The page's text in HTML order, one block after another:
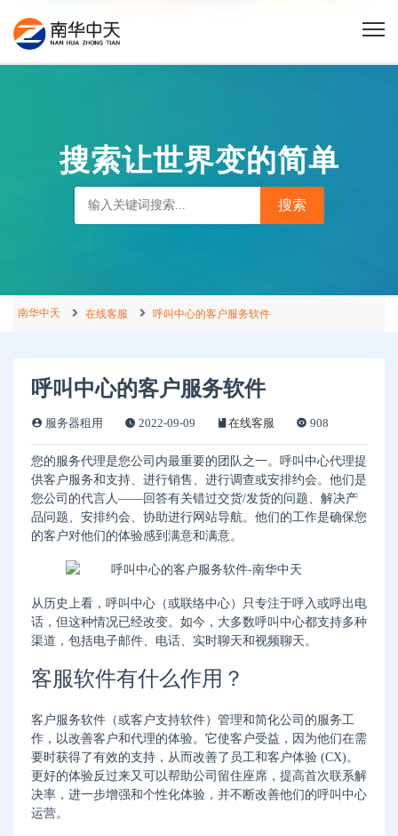
搜索让世界变的简单
南华中天 在线客服 呼叫中心的客户服务软件
呼叫中心的客户服务软件
服务器租用 2022-09-09 在线客服 908
您的服务代理是您公司内最重要的团队之一。呼叫中心代理提
供客户服务和支持、进行销售、进行调查或安排约会。他们是
您公司的代言人——回答有关错过交货/发货的问题、解决产
品问题、安排约会、协助进行网站导航。他们的工作是确保您
的客户对他们的体验感到满意和满意。
从历史上看，呼叫中心（或联络中心）只专注于呼入或呼出电
话，但这种情况已经改变。如今，大多数呼叫中心都支持多种
渠道，包括电子邮件、电话、实时聊天和视频聊天。
客服软件有什么作用？
客户服务软件（或客户支持软件）管理和简化公司的服务工
作，以改善客户和代理的体验。它使客户受益，因为他们在需
要时获得了有效的支持，从而改善了员工和客户体验 (CX)。
更好的体验反过来又可以帮助公司留住座席，提高首次联系解
决率，进一步增强和个性化体验，并不断改善他们的呼叫中心
运营。